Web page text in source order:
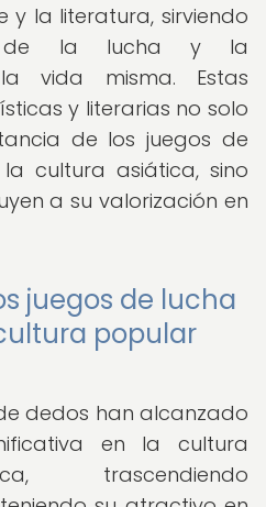
y la literatura, sirviendo
de la lucha y la
vida misma. Estas
y literarias no solo
de los juegos de
cultura asiática, sino
a su valorización en
juegos de lucha
popular
dedos han alcanzado
en la cultura
trascendiendo